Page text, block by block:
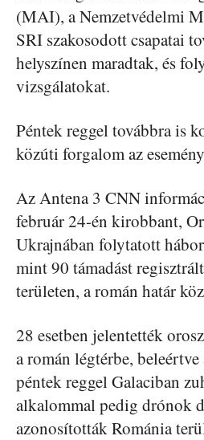
(MAI), a Nemzetvédelmi
SRI szakosodott csapatai
helyszínen maradtak, és
vizsgálatokat.
Péntek reggel továbbra is
közúti forgalom az
Az Antena 3 CNN
február 24-én kirobbant,
Ukrajnában folytatott
mint 90 támadást
területen, a román határ
28 esetben jelentették
a román légtérbe,
péntek reggel Galaciban
alkalommal pedig drónok
azonosították Románia